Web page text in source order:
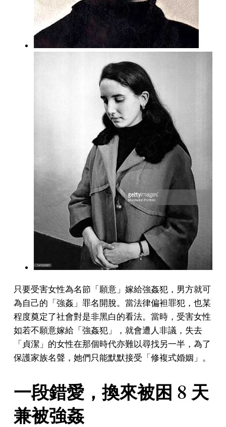
只要受害女性為名節「願意」嫁給強姦犯，男方就可
為自己的「強姦」罪名開脫。當法律偏袒罪犯，也某
程度奠定了社會對是非黑白的看法。當時，受害女性
如若不願意嫁給「強姦犯」，就會遭人非議，失去
「貞潔」的女性在那個時代亦難以尋找另一半，為了
保護家族名聲，她們只能默默接受「修複式婚姻」。
一段錯愛，換來被困 8 天
兼被強姦